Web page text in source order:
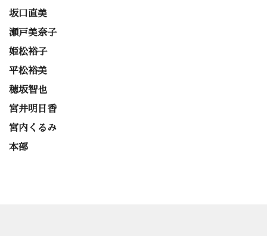
坂口直美
瀬戸美奈子
姫松裕子
平松裕美
穂坂智也
宮井明日香
宮内くるみ
本部